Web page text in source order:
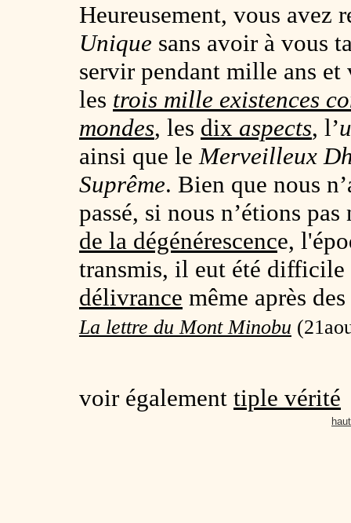
Heureusement, vous avez
Unique sans avoir à vous
servir pendant mille ans et
les trois mille existences
mondes, les dix aspects, l’
ainsi que leMerveilleux
Suprême. Bien que nous
passé, si nous n’étions
de la dégénérescence,
transmis, il eut été
délivrance même après
La lettre du Mont Minobu
voir également tiple vérité